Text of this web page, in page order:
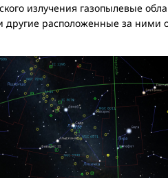
излучения газопылевые
другие расположенные за ними